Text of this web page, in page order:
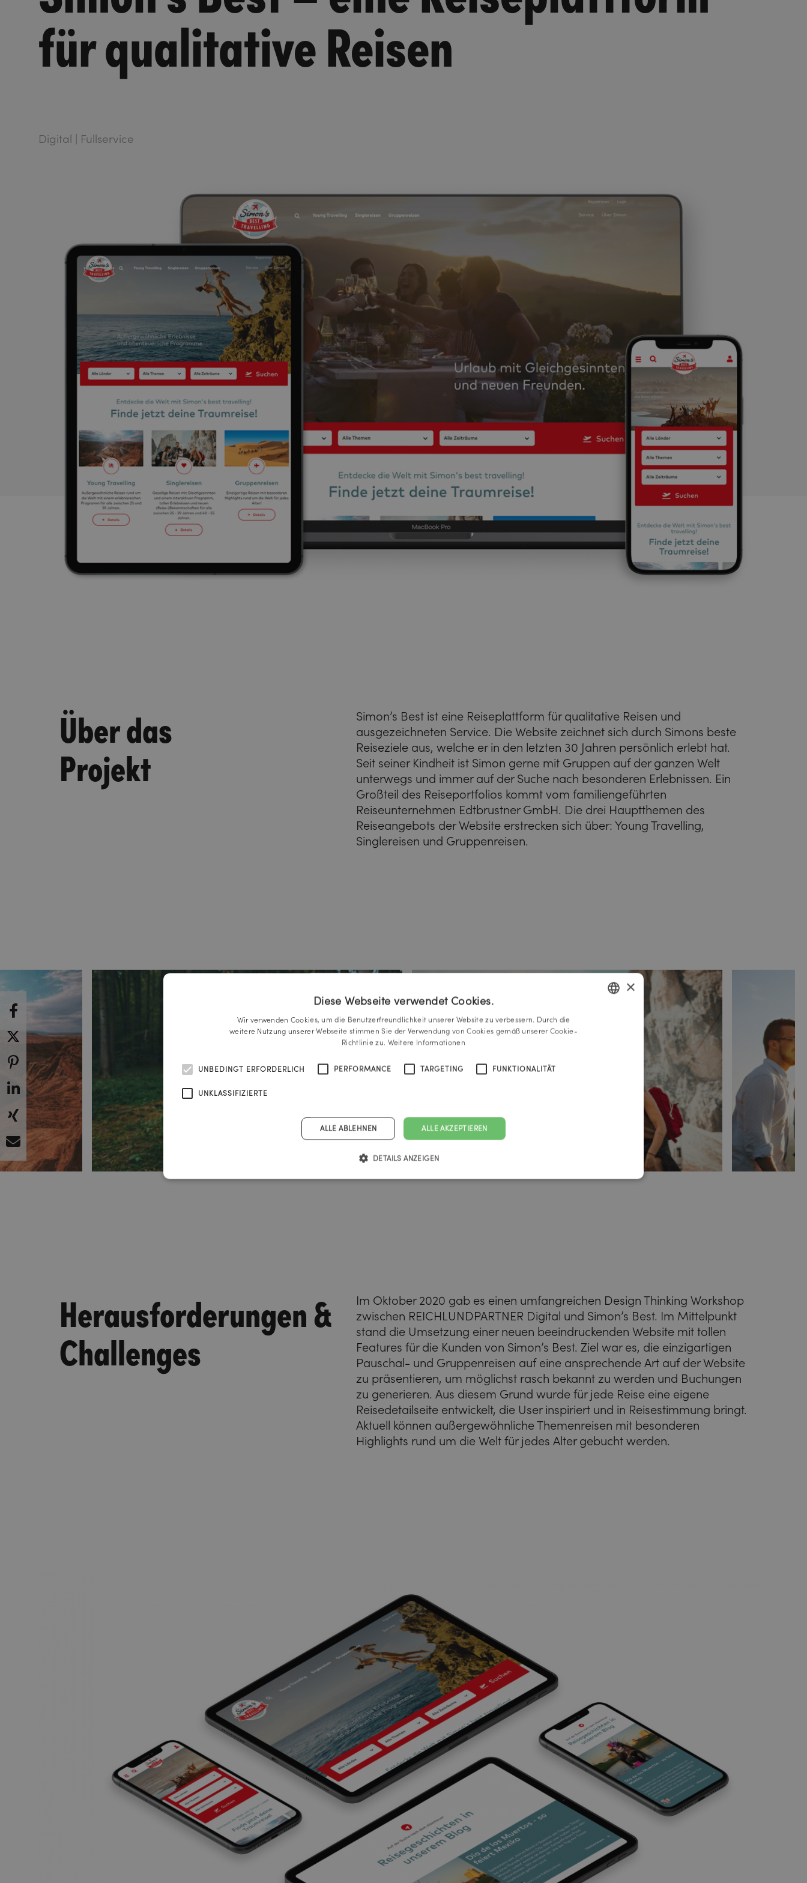
für qualitative Reisen
Digital | Fullservice
Über das
Projekt
Simon’s Best ist eine Reiseplattform für qualitative Reisen und
ausgezeichneten Service. Die Website zeichnet sich durch Simons beste
Reiseziele aus, welche er in den letzten 30 Jahren persönlich erlebt hat.
Seit seiner Kindheit ist Simon gerne mit Gruppen auf der ganzen Welt
unterwegs und immer auf der Suche nach besonderen Erlebnissen. Ein
Großteil des Reiseportfolios kommt vom familiengeführten
Reiseunternehmen Edtbrustner GmbH. Die drei Hauptthemen des
Reiseangebots der Website erstrecken sich über: Young Travelling,
Singlereisen und Gruppenreisen.
Herausforderungen &
Challenges
Im Oktober 2020 gab es einen umfangreichen Design Thinking Workshop
zwischen REICHLUNDPARTNER Digital und Simon’s Best. Im Mittelpunkt
stand die Umsetzung einer neuen beeindruckenden Website mit tollen
Features für die Kunden von Simon’s Best. Ziel war es, die einzigartigen
Pauschal- und Gruppenreisen auf eine ansprechende Art auf der Website
zu präsentieren, um möglichst rasch bekannt zu werden und Buchungen
zu generieren. Aus diesem Grund wurde für jede Reise eine eigene
Reisedetailseite entwickelt, die User inspiriert und in Reisestimmung bringt.
Aktuell können außergewöhnliche Themenreisen mit besonderen
Highlights rund um die Welt für jedes Alter gebucht werden.
×
Diese Webseite verwendet Cookies.
Wir verwenden Cookies, um die Benutzerfreundlichkeit unserer Website zu verbessern. Durch die
weitere Nutzung unserer Webseite stimmen Sie der Verwendung von Cookies gemäß unserer Cookie-
Richtlinie zu. Weitere Informationen
UNBEDINGT ERFORDERLICH PERFORMANCE TARGETING FUNKTIONALITÄT
UNKLASSIFIZIERTE
ALLE AKZEPTIEREN
ALLE ABLEHNEN
DETAILS ANZEIGEN